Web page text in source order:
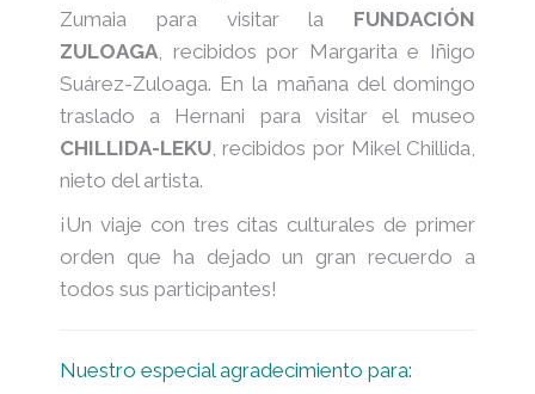
Zumaia para visitar la FUNDACIÓN
ZULOAGA , recibidos por Margarita e Iñigo
Suárez-Zuloaga. En la mañana del domingo
traslado a Hernani para visitar el museo
CHILLIDA-LEKU , recibidos por Mikel Chillida,
nieto del artista.
¡Un viaje con tres citas culturales de primer
orden que ha dejado un gran recuerdo a
todos sus participantes!
Nuestro especial agradecimiento para: